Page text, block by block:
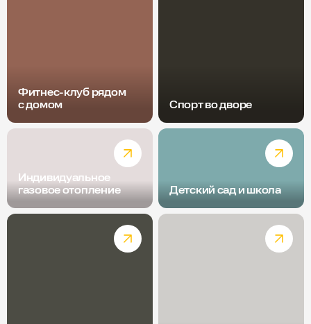
Фитнес-клуб рядом
с домом
Спорт во дворе
Индивидуальное
газовое отопление
Детский сад и школа